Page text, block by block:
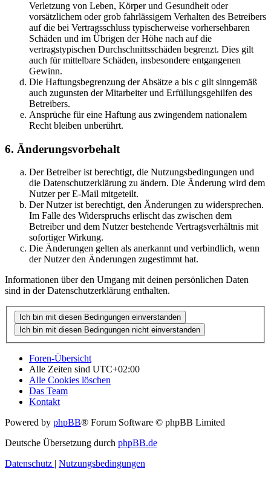
Verletzung von Leben, Körper und Gesundheit oder
vorsätzlichem oder grob fahrlässigem Verhalten des Betreibers
auf die bei Vertragsschluss typischerweise vorhersehbaren
Schäden und im Übrigen der Höhe nach auf die
vertragstypischen Durchschnittsschäden begrenzt. Dies gilt
auch für mittelbare Schäden, insbesondere entgangenen
Gewinn.
Die Haftungsbegrenzung der Absätze a bis c gilt sinngemäß
auch zugunsten der Mitarbeiter und Erfüllungsgehilfen des
Betreibers.
Ansprüche für eine Haftung aus zwingendem nationalem
Recht bleiben unberührt.
6. Änderungsvorbehalt
Der Betreiber ist berechtigt, die Nutzungsbedingungen und
die Datenschutzerklärung zu ändern. Die Änderung wird dem
Nutzer per E-Mail mitgeteilt.
Der Nutzer ist berechtigt, den Änderungen zu widersprechen.
Im Falle des Widerspruchs erlischt das zwischen dem
Betreiber und dem Nutzer bestehende Vertragsverhältnis mit
sofortiger Wirkung.
Die Änderungen gelten als anerkannt und verbindlich, wenn
der Nutzer den Änderungen zugestimmt hat.
Informationen über den Umgang mit deinen persönlichen Daten
sind in der Datenschutzerklärung enthalten.
Foren-Übersicht
Alle Zeiten sind UTC+02:00
Alle Cookies löschen
Das Team
Kontakt
Powered by phpBB® Forum Software © phpBB Limited
Deutsche Übersetzung durch phpBB.de
Datenschutz | Nutzungsbedingungen